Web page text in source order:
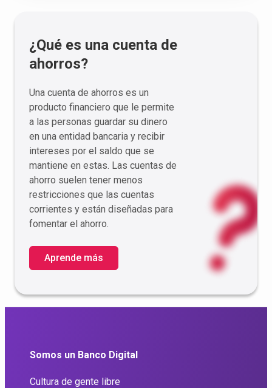
¿Qué es una cuenta de
ahorros?
Una cuenta de ahorros es un
producto financiero que le permite
a las personas guardar su dinero
en una entidad bancaria y recibir
intereses por el saldo que se
mantiene en estas. Las cuentas de
ahorro suelen tener menos
restricciones que las cuentas
corrientes y están diseñadas para
fomentar el ahorro.
Aprende más
Somos un Banco Digital
Cultura de gente libre